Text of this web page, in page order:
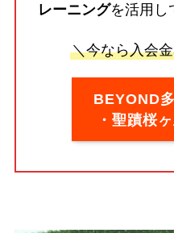
レーニングを活用し
＼今なら入会
BEYOND
・聖蹟桜